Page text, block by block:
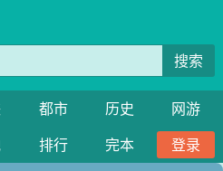
搜索
都市 历史
网游
排行 完本
登录